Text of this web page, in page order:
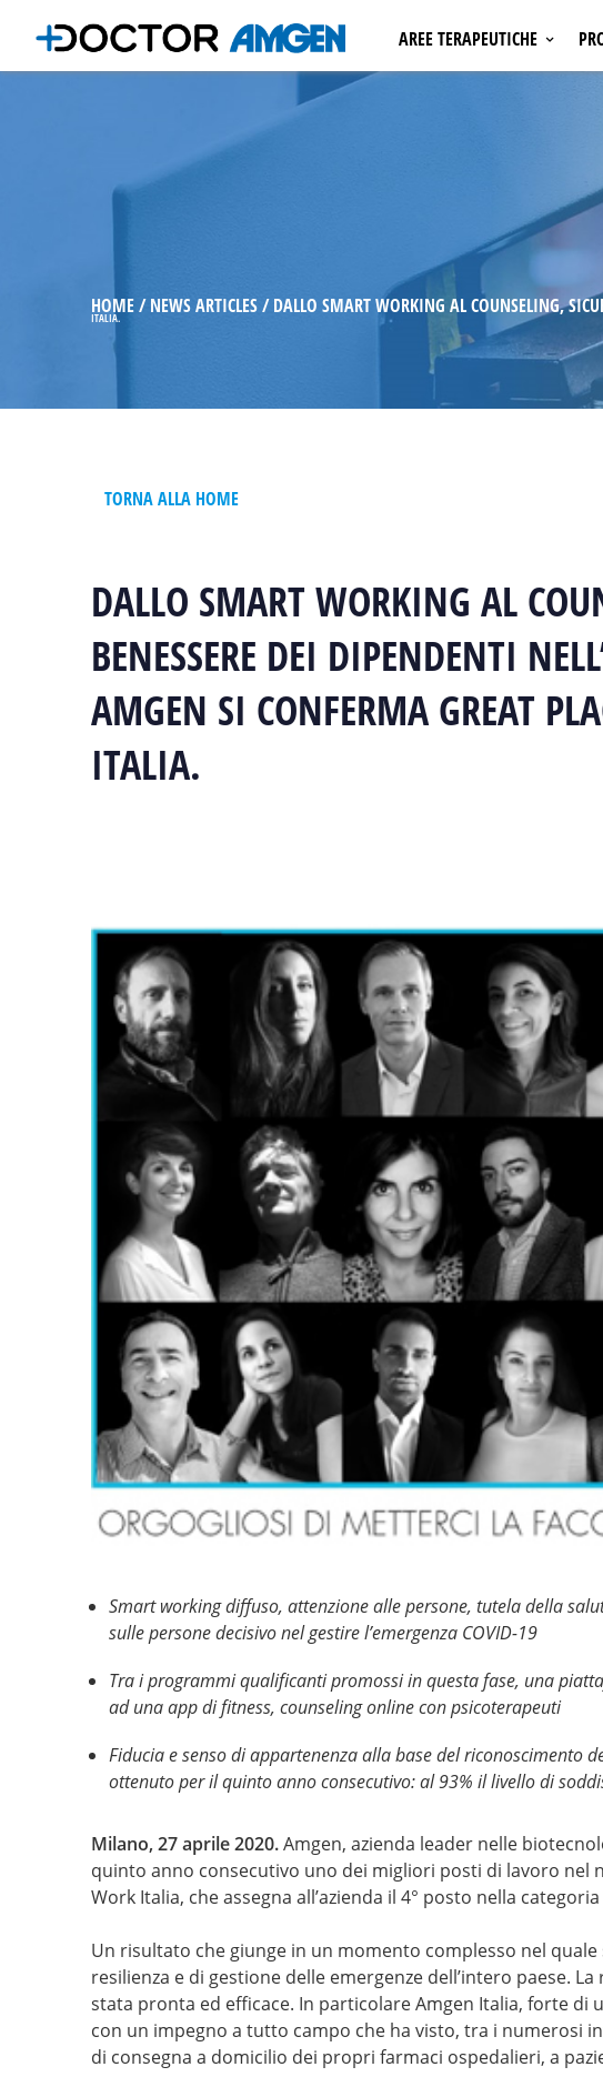
AREE TERAPEUTICHE
ONCOLOGIA
MALATTIE INFIAMMATORIE E
AUTOIMMUNI
HOME NEWS ARTICLES DALLO SMART WORKING AL COUNSELING,
ITALIA.
TORNA ALLA HOME
DALLO SMART WORKING AL
BENESSERE DEI DIPENDENTI
AMGEN SI CONFERMA GREAT
ITALIA.
Smart working diffuso, attenzione alle persone, tutela della
sulle persone decisivo nel gestire l’emergenza COVID-19
Tra i programmi qualificanti promossi in questa fase, una
ad una app di fitness, counseling online con psicoterapeuti
Fiducia e senso di appartenenza alla base del riconoscimento
ottenuto per il quinto anno consecutivo: al 93% il livello di
Milano, 27 aprile 2020.Amgen, azienda leader nelle
quinto anno consecutivo uno dei migliori posti di lavoro nel
Work Italia, che assegna all’azienda il 4° posto nella
Un risultato che giunge in un momento complesso nel
resilienza e di gestione delle emergenze dell’intero paese.
stata pronta ed efficace. In particolare Amgen Italia, forte di
con un impegno a tutto campo che ha visto, tra i numerosi
di consegna a domicilio dei propri farmaci ospedalieri, a